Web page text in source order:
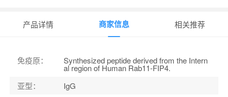
Human, Mouse
产品详情 商家信息 相关推荐
免疫原： Synthesized peptide derived from the Intern
al region of Human Rab11-FIP4.
亚型：
IgG